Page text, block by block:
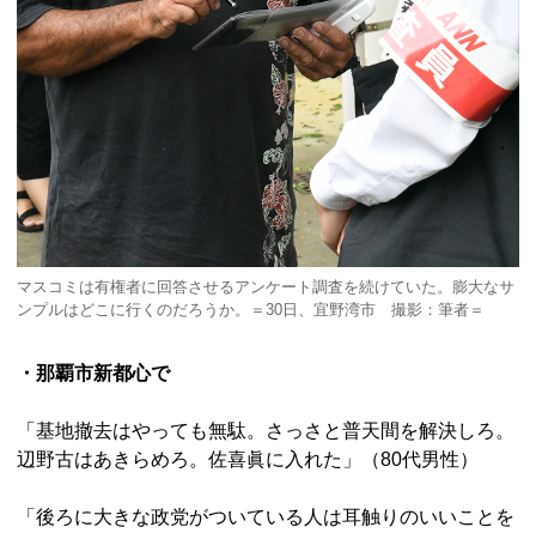
マスコミは有権者に回答させるアンケート調査を続けていた。膨大なサ
ンプルはどこに行くのだろうか。＝30日、宜野湾市 撮影：筆者＝
・那覇市新都心で
「基地撤去はやっても無駄。さっさと普天間を解決しろ。
辺野古はあきらめろ。佐喜眞に入れた」（80代男性）
「後ろに大きな政党がついている人は耳触りのいいことを